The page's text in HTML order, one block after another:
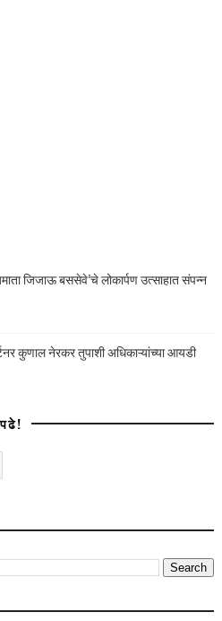
जिजाऊ बससेवे’चे लोकार्पण उत्साहात संपन्न
कुणाल नेरकर तुपाशी अधिकाऱ्यांच्या आयडी